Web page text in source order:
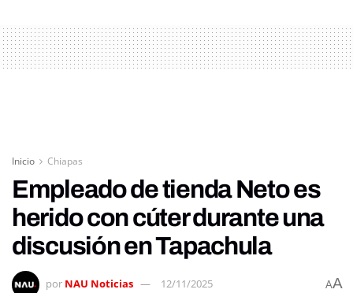
Inicio Chiapas
Empleado de tienda Neto es
herido con cúter durante una
discusión en Tapachula
por NAU Noticias 12/11/2025 AA